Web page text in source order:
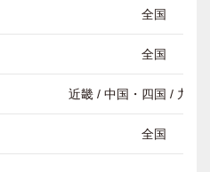
全国
全国
近畿 / 中国・四国 / 九州
全国